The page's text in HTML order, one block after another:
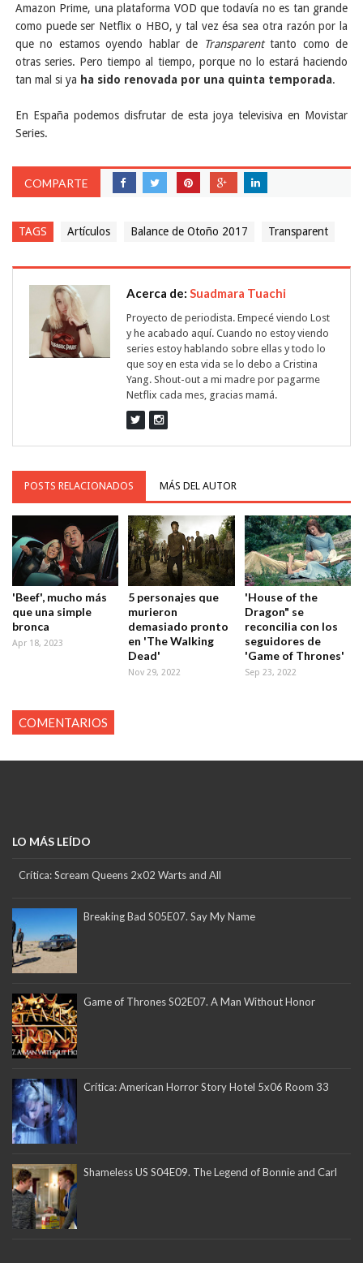
Amazon Prime, una plataforma VOD que todavía no es tan grande
como puede ser Netflix o HBO, y tal vez ésa sea otra razón por la
que no estamos oyendo hablar de
Transparenttanto como de
otras series. Pero tiempo al tiempo, porque no lo estará haciendo
tan mal si ya ha sido renovada por una quinta temporada.
En España podemos disfrutar de esta joya televisiva en Movistar
Series.
COMPARTE
TAGS Artículos Balance de Otoño 2017 Transparent
Acerca de: Suadmara Tuachi
Proyecto de periodista. Empecé viendo Lost
y he acabado aquí. Cuando no estoy viendo
series estoy hablando sobre ellas y todo lo
que soy en esta vida se lo debo a Cristina
Yang. Shout-out a mi madre por pagarme
Netflix cada mes, gracias mamá.
POSTS RELACIONADOS MÁS DEL AUTOR
'Beef', mucho más
que una simple
bronca
Apr 18, 2023
5 personajes que
murieron
demasiado pronto
en 'The Walking
Dead'
Nov 29, 2022
'House of the
Dragon" se
reconcilia con los
seguidores de
'Game of Thrones'
Sep 23, 2022
COMENTARIOS
LO MÁS LEÍDO
Crítica: Scream Queens 2x02 Warts and All
Breaking Bad S05E07. Say My Name
Game of Thrones S02E07. A Man Without Honor
Crítica: American Horror Story Hotel 5x06 Room 33
Shameless US S04E09. The Legend of Bonnie and Carl